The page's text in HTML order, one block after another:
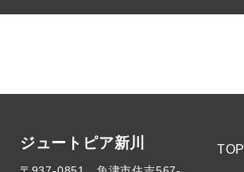
TOP
ジュートピア新川